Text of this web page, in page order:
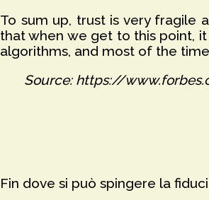
To sum up, trust is very fragile
that when we get to this point,
algorithms, and most of the
Source: https://
Fin dove si può spingere la